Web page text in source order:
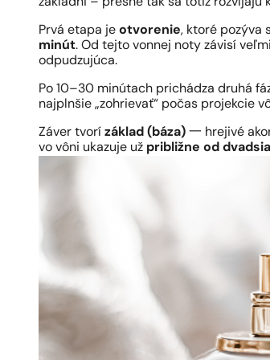
základni – presne tak sa totiž rozvíjajú
Prvá etapa je otvorenie, ktoré pozýva
minút. Od tejto vonnej noty závisí
odpudzujúca.
Po 10–30 minútach prichádza druhá
najplnšie „zohrievať“ počas projekcie
Záver tvorí základ (báza) 一 hrejivé
vo vôni ukazuje už približne od